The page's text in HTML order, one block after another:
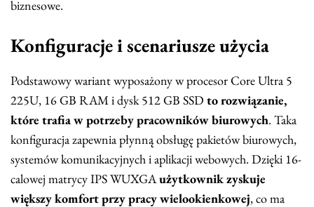
biznesowe.
Konfiguracje i scenariusze użycia
Podstawowy wariant wyposażony w procesor Core Ultra 5
225U, 16 GB RAM i dysk 512 GB SSD to rozwiązanie,
które trafia w potrzeby pracowników biurowych. Taka
konfiguracja zapewnia płynną obsługę pakietów biurowych,
systemów komunikacyjnych i aplikacji webowych. Dzięki 16-
calowej matrycy IPS WUXGAużytkownik zyskuje
większy komfort przy pracy wielookienkowej, co ma